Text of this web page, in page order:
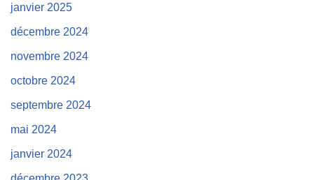
janvier 2025
décembre 2024
novembre 2024
octobre 2024
septembre 2024
mai 2024
janvier 2024